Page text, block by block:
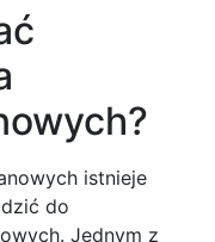
istnieje
do
Jednym z